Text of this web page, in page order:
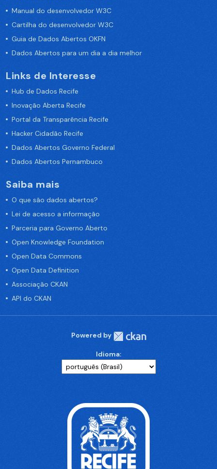
Manual do desenvolvedor W3C
Cartilha do desenvolvedor W3C
Guia de Dados Abertos OKFN
Dados Abertos para um dia a dia melhor
Links de Interesse
Hub de Dados Recife
Inovação Aberta Recife
Portal da Transparência Recife
Hacker Cidadão Recife
Dados Abertos Governo Federal
Dados Abertos Pernambuco
Saiba mais
O que são dados abertos?
Lei de acesso a informação
Parceria para Governo Aberto
Open Knowledge Foundation
Open Data Commons
Open Data Definition
Associação CKAN
API do CKAN
Powered by
Idioma